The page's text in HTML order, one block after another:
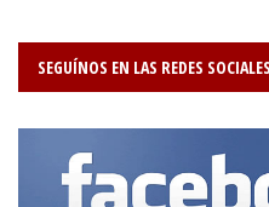
SEGUÍNOS EN LAS REDES SOCIALES